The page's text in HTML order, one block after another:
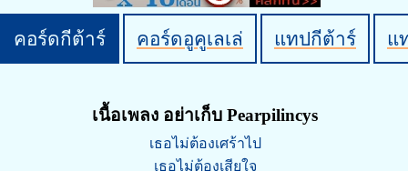
คอร์ดกีต้าร์ คอร์ดอูคูเลเล่ แทปกีต้าร์ แ
เนื้อเพลง อย่าเก็บ Pearpilincys
เธอไม่ต้องเศร้าไป
เธอไม่ต้องเสียใจ